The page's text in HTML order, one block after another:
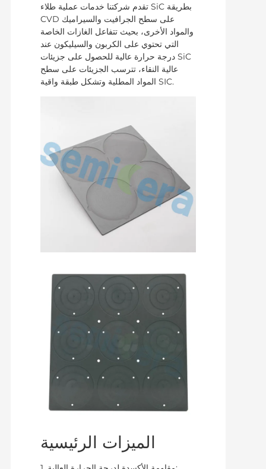
تقدم شركتنا خدمات عملية طلاء SiC بطريقة
CVD على سطح الجرافيت والسيراميك
والمواد الأخرى، بحيث تتفاعل الغازات الخاصة
التي تحتوي على الكربون والسيليكون عند
درجة حرارة عالية للحصول على جزيئات SiC
عالية النقاء، تترسب الجزيئات على سطح
المواد المطلية وتشكل طبقة واقية SIC.
الميزات الرئيسية